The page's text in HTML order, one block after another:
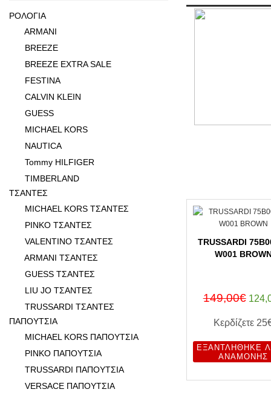
ΡΟΛΟΓΙΑ
ARMANI
BREEZE
BREEZE EXTRA SALE
FESTINA
CALVIN KLEIN
GUESS
MICHAEL KORS
NAUTICA
Tommy HILFIGER
TIMBERLAND
ΤΣΑΝΤΕΣ
MICHAEL KORS ΤΣΑΝΤΕΣ
PINKO ΤΣΑΝΤΕΣ
VALENTINO ΤΣΑΝΤΕΣ
ARMANI ΤΣΑΝΤΕΣ
GUESS ΤΣΑΝΤΕΣ
LIU JO ΤΣΑΝΤΕΣ
TRUSSARDI ΤΣΑΝΤΕΣ
ΠΑΠΟΥΤΣΙΑ
MICHAEL KORS ΠΑΠΟΥΤΣΙΑ
PINKO ΠΑΠΟΥΤΣΙΑ
TRUSSARDI ΠΑΠΟΥΤΣΙΑ
VERSACE ΠΑΠΟΥΤΣΙΑ
TRUSSARDI
W001
149,00€
Κερδίζετε
ΕΞΑΝΤΛΉΘΗΚΕ
ΑΝΑΜΟΝΉΣ